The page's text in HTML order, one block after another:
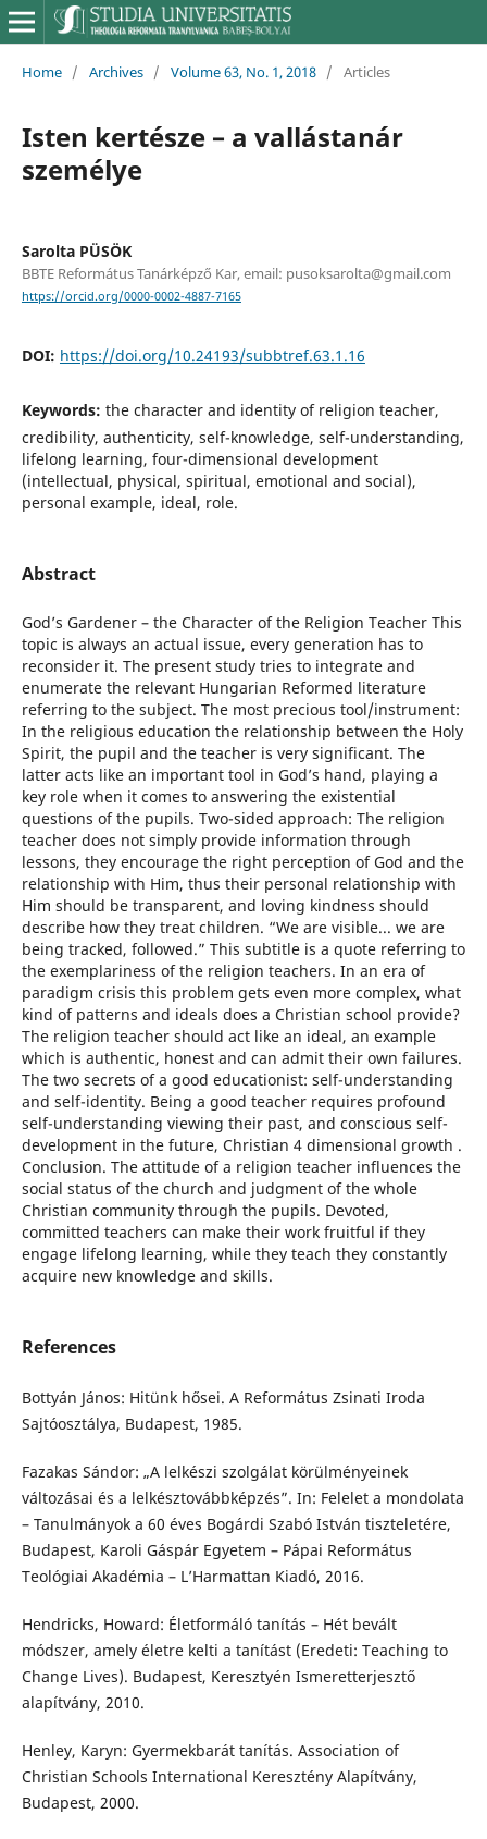
Home / Archives / Volume 63, No. 1, 2018 / Articles
Isten kertésze – a vallástanár
személye
Sarolta PÜSÖK
BBTE Református Tanárképző Kar, email: pusoksarolta@gmail.com
https://orcid.org/0000-0002-4887-7165
DOI: https://doi.org/10.24193/subbtref.63.1.16
Keywords: the character and identity of religion teacher,
credibility, authenticity, self-knowledge, self-understanding,
lifelong learning, four-dimensional development
(intellectual, physical, spiritual, emotional and social),
personal example, ideal, role.
Abstract
God’s Gardener – the Character of the Religion Teacher This
topic is always an actual issue, every generation has to
reconsider it. The present study tries to integrate and
enumerate the relevant Hungarian Reformed literature
referring to the subject. The most precious tool/instrument:
In the religious education the relationship between the Holy
Spirit, the pupil and the teacher is very significant. The
latter acts like an important tool in God’s hand, playing a
key role when it comes to answering the existential
questions of the pupils. Two-sided approach: The religion
teacher does not simply provide information through
lessons, they encourage the right perception of God and the
relationship with Him, thus their personal relationship with
Him should be transparent, and loving kindness should
describe how they treat children. “We are visible... we are
being tracked, followed.” This subtitle is a quote referring to
the exemplariness of the religion teachers. In an era of
paradigm crisis this problem gets even more complex, what
kind of patterns and ideals does a Christian school provide?
The religion teacher should act like an ideal, an example
which is authentic, honest and can admit their own failures.
The two secrets of a good educationist: self-understanding
and self-identity. Being a good teacher requires profound
self-understanding viewing their past, and conscious self-
development in the future, Christian 4 dimensional growth .
Conclusion. The attitude of a religion teacher influences the
social status of the church and judgment of the whole
Christian community through the pupils. Devoted,
committed teachers can make their work fruitful if they
engage lifelong learning, while they teach they constantly
acquire new knowledge and skills.
References
Bottyán János: Hitünk hősei. A Református Zsinati Iroda
Sajtóosztálya, Budapest, 1985.
Fazakas Sándor: „A lelkészi szolgálat körülményeinek
változásai és a lelkésztovábbképzés”. In: Felelet a mondolata
– Tanulmányok a 60 éves Bogárdi Szabó István tiszteletére,
Budapest, Karoli Gáspár Egyetem – Pápai Református
Teológiai Akadémia – L’Harmattan Kiadó, 2016.
Hendricks, Howard: Életformáló tanítás – Hét bevált
módszer, amely életre kelti a tanítást (Eredeti: Teaching to
Change Lives). Budapest, Keresztyén Ismeretterjesztő
alapítvány, 2010.
Henley, Karyn: Gyermekbarát tanítás. Association of
Christian Schools International Keresztény Alapítvány,
Budapest, 2000.